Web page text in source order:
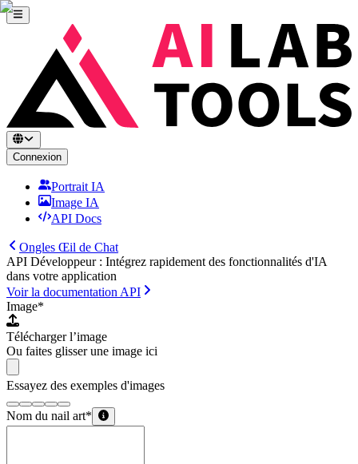
Connexion
Portrait IA
Image IA
API Docs
Ongles Œil de Chat
API Développeur : Intégrez rapidement des fonctionnalités d'IA
dans votre application
Voir la documentation API
Image*
Télécharger l’image
Ou faites glisser une image ici
Essayez des exemples d'images
Nom du nail art*